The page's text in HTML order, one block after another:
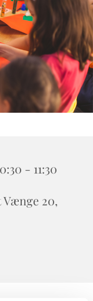
- 11:30
20,